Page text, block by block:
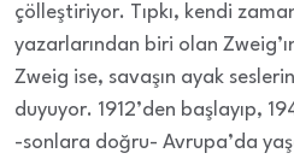
çölleştiriyor. Tıpkı, kendi
yazarlarından biri olan
Zweig ise, savaşın ayak
duyuyor. 1912’den başlayıp,
-sonlara doğru- Avrupa’da